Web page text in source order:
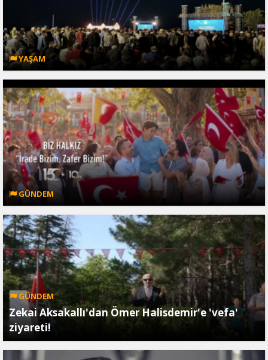
YAŞAM
GÜNDEM
GÜNDEM
Zekai Aksakallı'dan Ömer Halisdemir'e 'vefa'
ziyareti!